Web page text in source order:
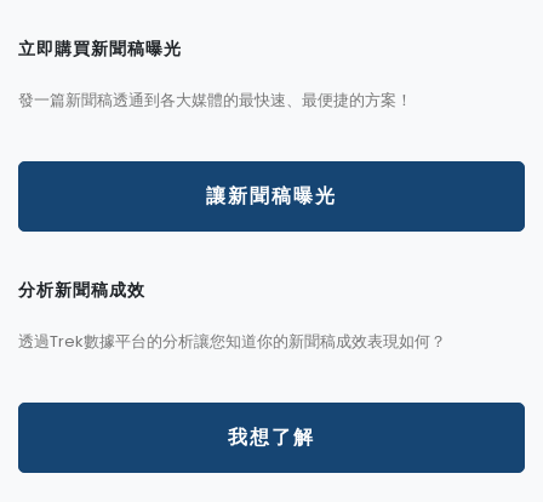
立即購買新聞稿曝光
發一篇新聞稿透通到各大媒體的最快速、最便捷的方案！
讓新聞稿曝光
分析新聞稿成效
透過Trek數據平台的分析讓您知道你的新聞稿成效表現如何？
我想了解